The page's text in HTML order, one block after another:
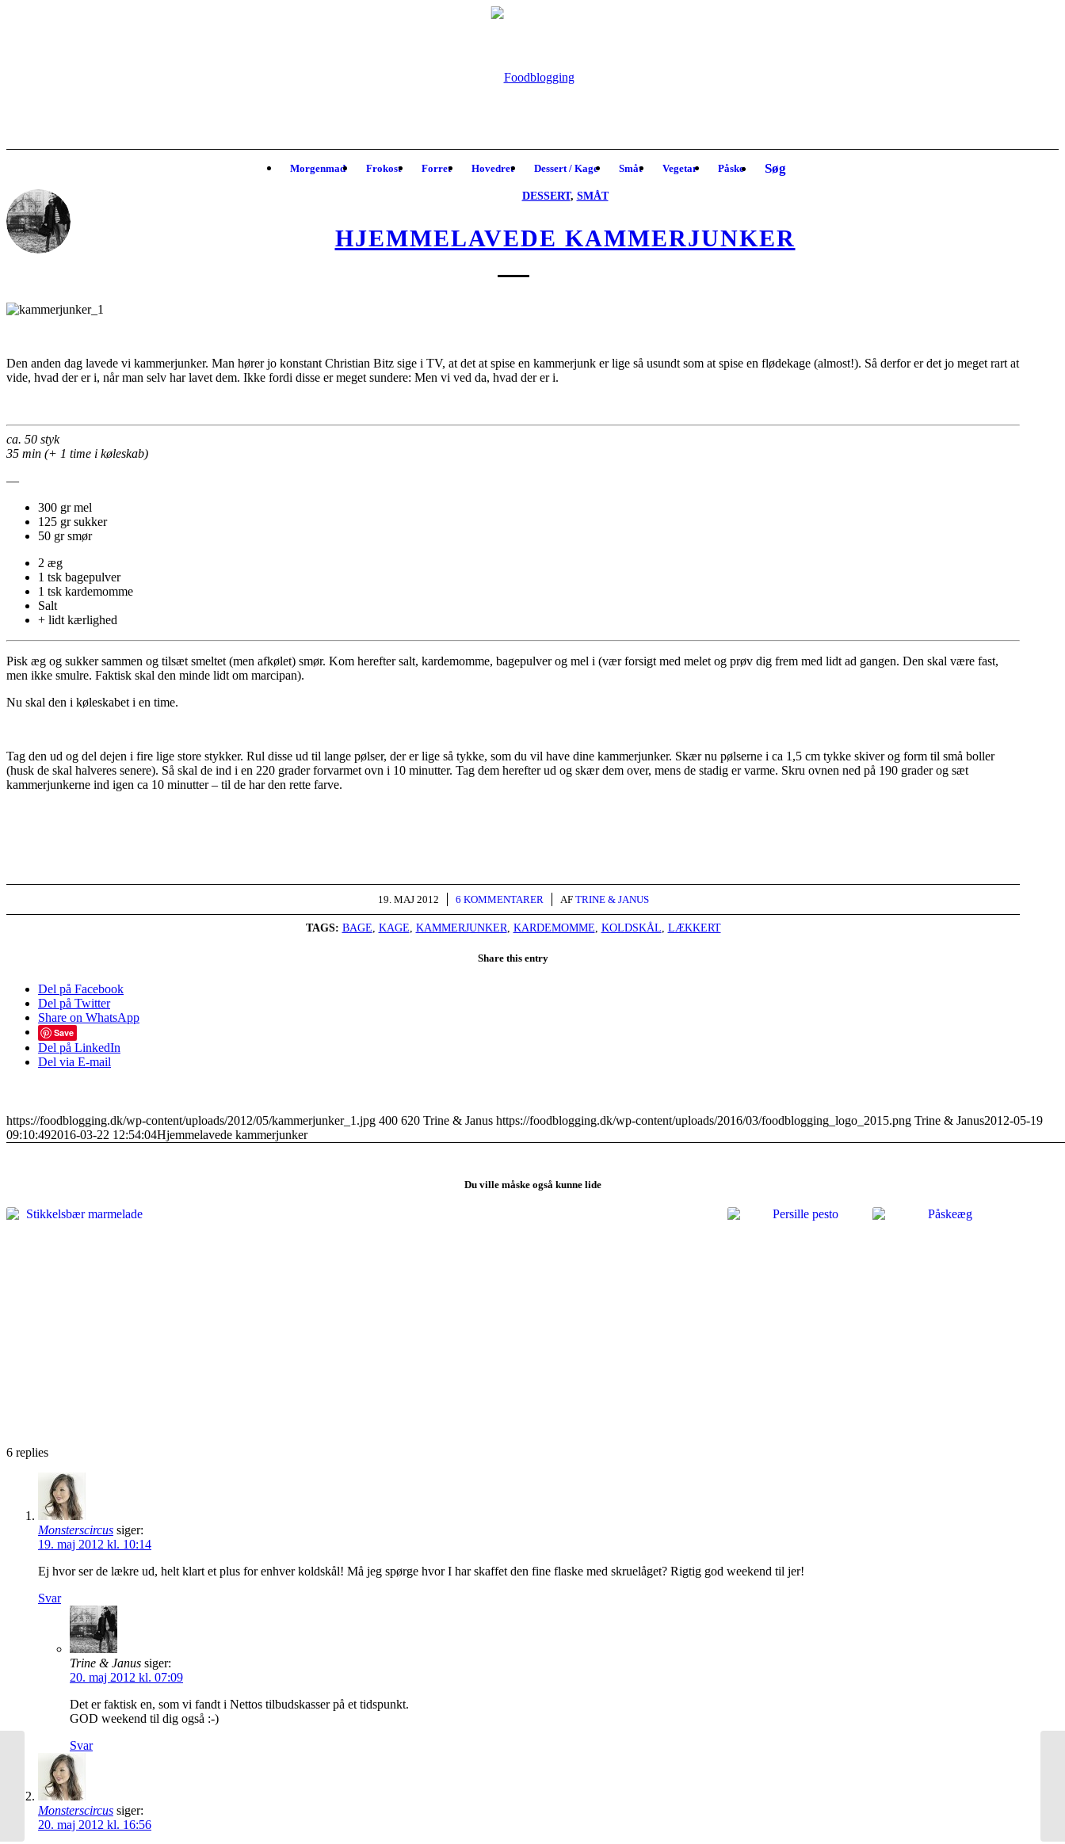
Morgenmad Frokost Forret Hovedret Dessert / Kage Småt Vegetar Påske Søg
DESSERT, SMÅT
HJEMMELAVEDE KAMMERJUNKER
Den anden dag lavede vi kammerjunker. Man hører jo konstant Christian Bitz sige i TV, at det at spise en kammerjunk er lige så usundt som at spise en flødekage (almost!). Så derfor er det jo meget rart at
vide, hvad der er i, når man selv har lavet dem. Ikke fordi disse er meget sundere: Men vi ved da, hvad der er i.
ca. 50 styk
35 min (+ 1 time i køleskab)
—
300 gr mel
125 gr sukker
50 gr smør
2 æg
1 tsk bagepulver
1 tsk kardemomme
Salt
+ lidt kærlighed
Pisk æg og sukker sammen og tilsæt smeltet (men afkølet) smør. Kom herefter salt, kardemomme, bagepulver og mel i (vær forsigt med melet og prøv dig frem med lidt ad gangen. Den skal være fast,
men ikke smulre. Faktisk skal den minde lidt om marcipan).
Nu skal den i køleskabet i en time.
Tag den ud og del dejen i fire lige store stykker. Rul disse ud til lange pølser, der er lige så tykke, som du vil have dine kammerjunker. Skær nu pølserne i ca 1,5 cm tykke skiver og form til små boller
(husk de skal halveres senere). Så skal de ind i en 220 grader forvarmet ovn i 10 minutter. Tag dem herefter ud og skær dem over, mens de stadig er varme. Skru ovnen ned på 190 grader og sæt
kammerjunkerne ind igen ca 10 minutter – til de har den rette farve.
19. MAJ 2012
/ 6 KOMMENTARER
/ AF TRINE & JANUS
TAGS: BAGE KAGE KAMMERJUNKER KARDEMOMME KOLDSKÅL LÆKKERT
Share this entry
Del på Facebook
Del på Twitter
Share on WhatsApp
Save
Del på LinkedIn
Del via E-mail
https://foodblogging.dk/wp-content/uploads/2012/05/kammerjunker_1.jpg 400 620 Trine & Janus https://foodblogging.dk/wp-content/uploads/2016/03/foodblogging_logo_2015.png Trine & Janus2012-05-19
09:10:492016-03-22 12:54:04Hjemmelavede kammerjunker
Du ville måske også kunne lide
6 replies
Monsterscircus siger:
19. maj 2012 kl. 10:14
Ej hvor ser de lækre ud, helt klart et plus for enhver koldskål! Må jeg spørge hvor I har skaffet den fine flaske med skruelåget? Rigtig god weekend til jer!
Svar
Trine & Janus siger:
20. maj 2012 kl. 07:09
Det er faktisk en, som vi fandt i Nettos tilbudskasser på et tidspunkt.
GOD weekend til dig også :-)
Svar
Monsterscircus siger:
20. maj 2012 kl. 16:56
Hjemmelavet knækbrød